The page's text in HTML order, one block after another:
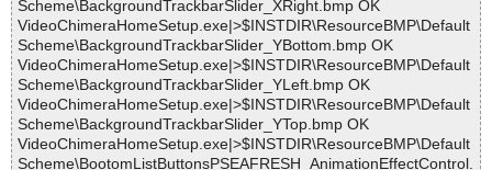
Scheme\BackgroundTrackbarSlider_XRight.bmp OK
VideoChimeraHomeSetup.exe|>$INSTDIR\ResourceBMP\Default
Scheme\BackgroundTrackbarSlider_YBottom.bmp OK
VideoChimeraHomeSetup.exe|>$INSTDIR\ResourceBMP\Default
Scheme\BackgroundTrackbarSlider_YLeft.bmp OK
VideoChimeraHomeSetup.exe|>$INSTDIR\ResourceBMP\Default
Scheme\BackgroundTrackbarSlider_YTop.bmp OK
VideoChimeraHomeSetup.exe|>$INSTDIR\ResourceBMP\Default
Scheme\BootomListButtonsPSEAFRESH_AnimationEffectControl.